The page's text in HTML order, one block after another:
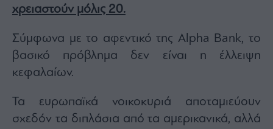
χρειαστούν μόλις 20.
Σύμφωνα με το αφεντικό της Alpha Bank, το
βασικό πρόβλημα δεν είναι η έλλειψη
κεφαλαίων.
Τα ευρωπαϊκά νοικοκυριά αποταμιεύουν
σχεδόν τα διπλάσια από τα αμερικανικά, αλλά